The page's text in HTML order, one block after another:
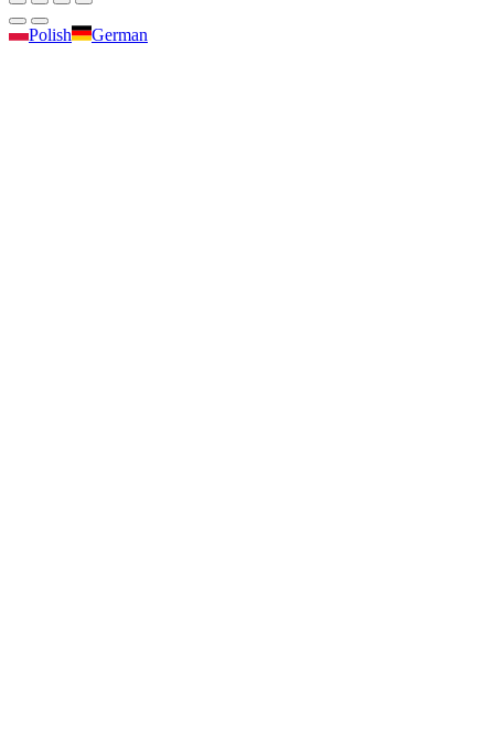
Polish German